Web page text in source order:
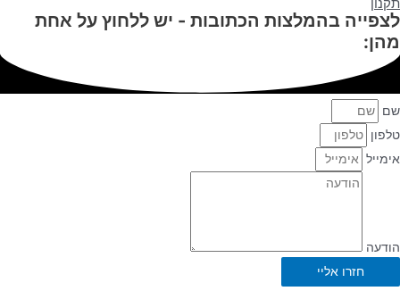
בהמלצות הכתובות - יש ללחוץ על אחת
חזרו אליי